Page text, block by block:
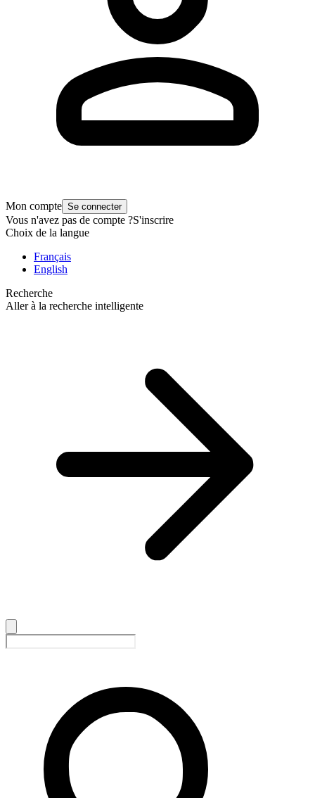
Mon compte Se connecter
Vous n'avez pas de compte ?S'inscrire
Choix de la langue
Français
English
Recherche
Aller à la recherche intelligente